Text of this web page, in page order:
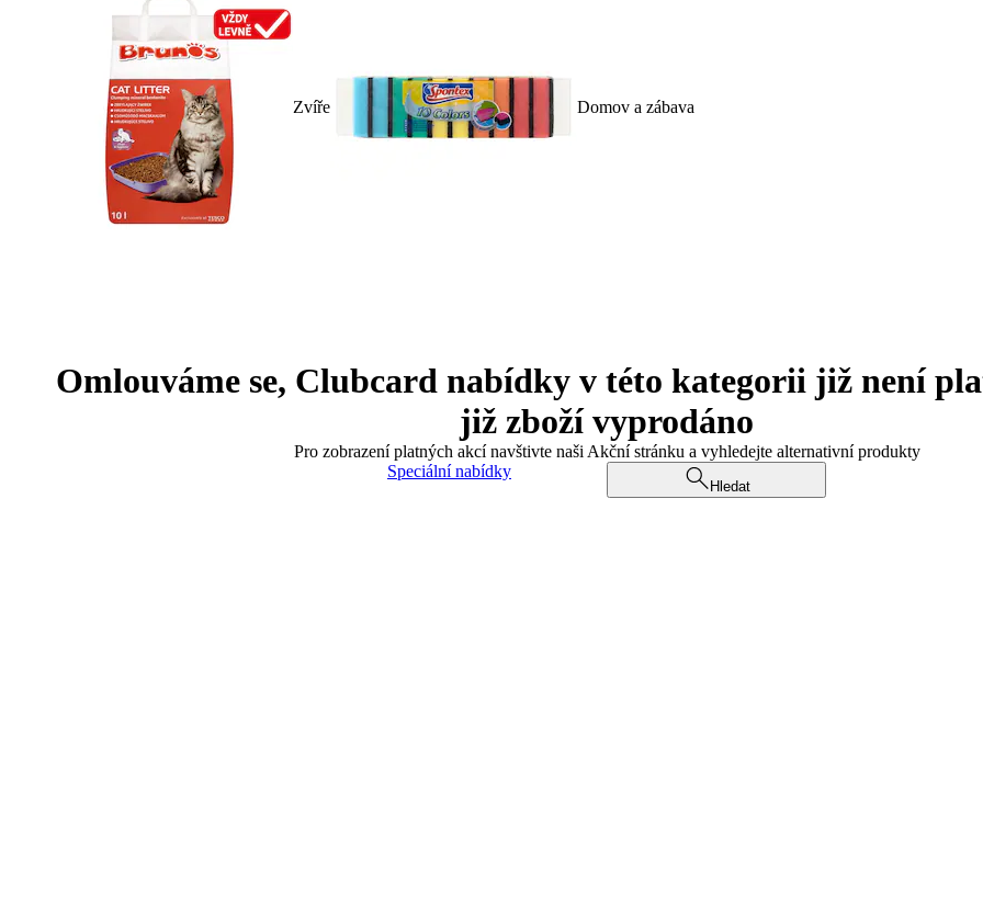
Zvíře Domov a zábava
Omlouváme se, Clubcard nabídky v této kategorii již není
již zboží vyprodáno
Pro zobrazení platných akcí navštivte naši Akční stránku a vyhledejte alternativní produkty
Speciální nabídky
Hledat